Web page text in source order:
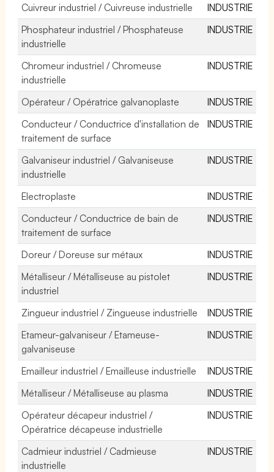
Cuivreur industriel / Cuivreuse industrielle
INDUSTRIE
Phosphateur industriel / Phosphateuse
industrielle
INDUSTRIE
Chromeur industriel / Chromeuse
industrielle
INDUSTRIE
Opérateur / Opératrice galvanoplaste
INDUSTRIE
Conducteur / Conductrice d'installation de
traitement de surface
INDUSTRIE
Galvaniseur industriel / Galvaniseuse
industrielle
INDUSTRIE
Electroplaste
INDUSTRIE
Conducteur / Conductrice de bain de
traitement de surface
INDUSTRIE
Doreur / Doreuse sur métaux
INDUSTRIE
Métalliseur / Métalliseuse au pistolet
industriel
INDUSTRIE
Zingueur industriel / Zingueuse industrielle
INDUSTRIE
Etameur-galvaniseur / Etameuse-
galvaniseuse
INDUSTRIE
Emailleur industriel / Emailleuse industrielle
INDUSTRIE
Métalliseur / Métalliseuse au plasma
INDUSTRIE
Opérateur décapeur industriel /
Opératrice décapeuse industrielle
INDUSTRIE
Cadmieur industriel / Cadmieuse
industrielle
INDUSTRIE